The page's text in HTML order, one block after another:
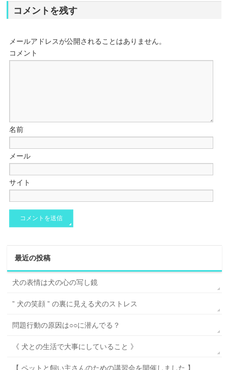
コメントを残す
メールアドレスが公開されることはありません。
コメント
名前
メール
サイト
最近の投稿
犬の表情は犬の心の写し鏡
” 犬の笑顔 ” の裏に見える犬のストレス
問題行動の原因は○○に潜んでる？
《 犬との生活で大事にしていること 》
【 ペットと飼い主さんのための講習会を開催しました 】